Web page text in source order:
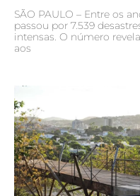
SÃO PAULO – Entre os
passou por 7.539
intensas. O número
aos